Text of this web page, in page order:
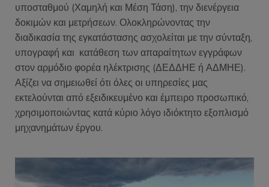
υποσταθμού (Χαμηλή και Μέση Τάση), την διενέργεια
δοκιμών και μετρήσεων. Ολοκληρώνοντας την
διαδικασία της εγκατάστασης ασχολείται με την σύνταξη,
υπογραφή και κατάθεση των απαραίτητων εγγράφων
στον αρμόδιο φορέα ηλέκτρισης (ΔΕΔΔΗΕ ή ΑΔΜΗΕ).
Αξίζει να σημειωθεί ότι όλες οι υπηρεσίες μας
εκτελούνται από εξειδικευμένο και έμπειρο προσωπικό,
χρησιμοποιώντας κατά κύριο λόγο ιδιόκτητο εξοπλισμό
μηχανημάτων έργου.